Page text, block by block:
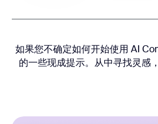
如果您不确定如何开始使用 AI
的一些现成提示。从中寻找灵感